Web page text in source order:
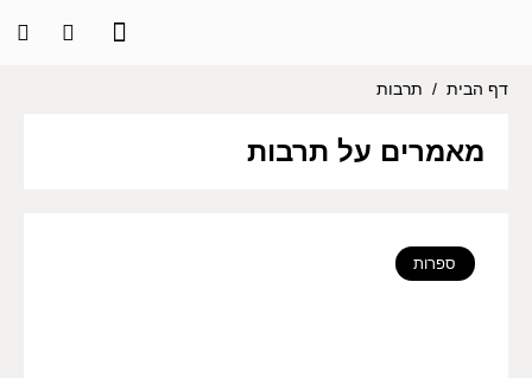
דף הבית / תרבות
מאמרים על תרבות
ספרות